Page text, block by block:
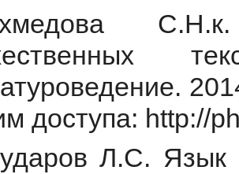
С.Н.к.
доступа: http://
Л.С.